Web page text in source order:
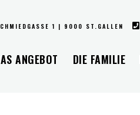
1 | 9000 ST.GALLEN
ANGEBOT DIE FAMILIE